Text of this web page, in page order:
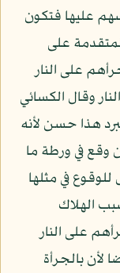
عليها فتكون
على
على النار
وقال الكسائي
هذا حسن لأنه
وقع في ورطة ما
في مثلها
الهلاك
على النار
لأن بالجرأة